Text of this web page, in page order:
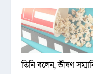
তিনি বলেন, ভীষণ